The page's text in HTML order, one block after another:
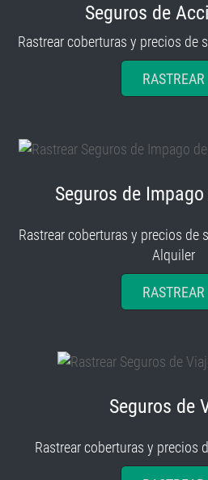
Seguros de
Rastrear coberturas y precios de
RASTREAR
Seguros de
Rastrear coberturas y precios de
Alquiler
RASTREAR
Seguros de
Rastrear coberturas y precios